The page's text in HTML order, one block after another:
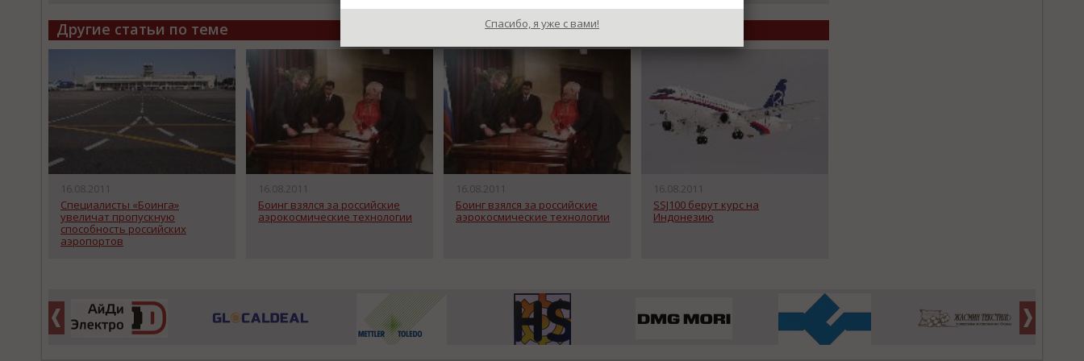
Другие статьи по теме
16.08.2011
Специалисты «Боинга»
увеличат пропускную
способность российских
аэропортов
16.08.2011
Боинг взялся за российские
аэрокосмические технологии
16.08.2011
Боинг взялся за российские
аэрокосмические технологии
16.08.2011
SSJ100 берут курс на
Индонезию
Спасибо, я уже с вами!